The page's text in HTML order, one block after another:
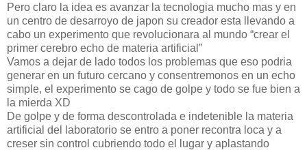
Pero claro la idea es avanzar la tecnologia mucho mas y en
un centro de desarroyo de japon su creador esta llevando a
cabo un experimento que revolucionara al mundo “crear el
primer cerebro echo de materia artificial”
Vamos a dejar de lado todos los problemas que eso podria
generar en un futuro cercano y consentremonos en un echo
simple, el experimento se cago de golpe y todo se fue bien a
la mierda XD
De golpe y de forma descontrolada e indetenible la materia
artificial del laboratorio se entro a poner recontra loca y a
creser sin control cubriendo todo el lugar y aplastando